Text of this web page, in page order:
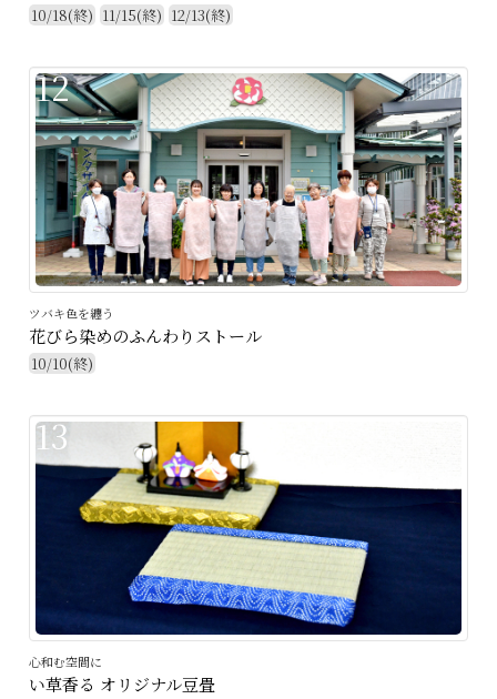
10/18(終) 11/15(終) 12/13(終)
12
ツバキ色を纏う
花びら染めのふんわりストール
10/10(終)
13
心和む空間に
い草香る オリジナル豆畳